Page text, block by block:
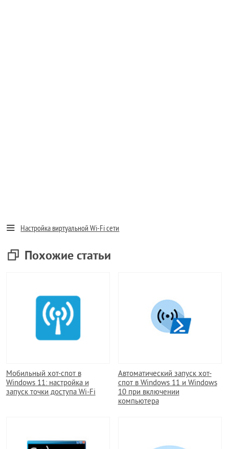
Настройка виртуальной Wi-Fi сети
Похожие статьи
Мобильный хот-спот в
Windows 11: настройка и
запуск точки доступа Wi-Fi
Автоматический запуск хот-
спот в Windows 11 и Windows
10 при включении
компьютера